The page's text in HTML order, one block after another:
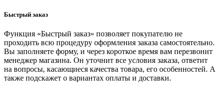
Быстрый заказ
Функция «Быстрый заказ» позволяет покупателю не
проходить всю процедуру оформления заказа самостоятельно.
Вы заполняете форму, и через короткое время вам перезвонит
менеджер магазина. Он уточнит все условия заказа, ответит
на вопросы, касающиеся качества товара, его особенностей. А
также подскажет о вариантах оплаты и доставки.